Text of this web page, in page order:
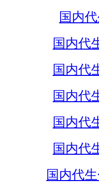
国内
国内代
国内代
国内代
国内代
国内代
国内代